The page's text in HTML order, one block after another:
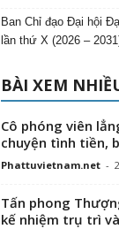
Ban Chỉ đạo Đại hội
lần thứ X (2026 –
BÀI XEM
Cô phóng viên
chuyện tình tiền,
Phattuvietnam.net -
Tấn phong
kế nhiệm trụ trì